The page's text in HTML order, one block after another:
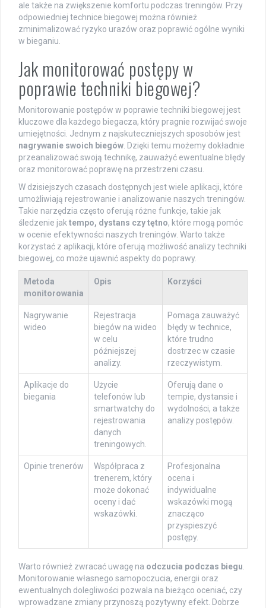
ale także na zwiększenie komfortu podczas treningów. Przy
odpowiedniej technice biegowej można również
zminimalizować ryzyko urazów oraz poprawić ogólne wyniki
w bieganiu.
Jak monitorować postępy w
poprawie techniki biegowej?
Monitorowanie postępów w poprawie techniki biegowej jest
kluczowe dla każdego biegacza, który pragnie rozwijać swoje
umiejętności. Jednym z najskuteczniejszych sposobów jest
nagrywanie swoich biegów . Dzięki temu możemy dokładnie
przeanalizować swoją technikę, zauważyć ewentualne błędy
oraz monitorować poprawę na przestrzeni czasu.
W dzisiejszych czasach dostępnych jest wiele aplikacji, które
umożliwiają rejestrowanie i analizowanie naszych treningów.
Takie narzędzia często oferują różne funkcje, takie jak
śledzenie jak tempo, dystans czy tętno, które mogą pomóc
w ocenie efektywności naszych treningów. Warto także
korzystać z aplikacji, które oferują możliwość analizy techniki
biegowej, co może ujawnić aspekty do poprawy.
Metoda
monitorowania
Opis Korzyści
Nagrywanie
wideo
Rejestracja
biegów na wideo
w celu
późniejszej
analizy.
Pomaga zauważyć
błędy w technice,
które trudno
dostrzec w czasie
rzeczywistym.
Aplikacje do
biegania
Użycie
telefonów lub
smartwatchy do
rejestrowania
danych
treningowych.
Oferują dane o
tempie, dystansie i
wydolności, a także
analizy postępów.
Opinie trenerów
Współpraca z
trenerem, który
może dokonać
oceny i dać
wskazówki.
Profesjonalna
ocena i
indywidualne
wskazówki mogą
znacząco
przyspieszyć
postępy.
Warto również zwracać uwagę na odczucia podczas biegu
Monitorowanie własnego samopoczucia, energii oraz
ewentualnych dolegliwości pozwala na bieżąco oceniać, czy
wprowadzane zmiany przynoszą pozytywny efekt. Dobrze